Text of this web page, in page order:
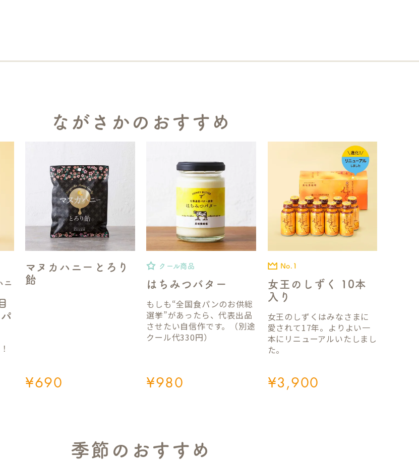
ながさかのおすすめ
ニ
マヌカハニーとろり
飴
¥690
はちみつバター
クール商品
¥980
もしも“全国食パンのお供総
選挙”があったら、代表出品
させたい自信作です。（別途
クール代330円）
女王のしずく 10本
入り
No.1
¥3,900
女王のしずくはみなさまに
愛されて17年。よりよい一
本にリニューアルいたしまし
た。
季節のおすすめ